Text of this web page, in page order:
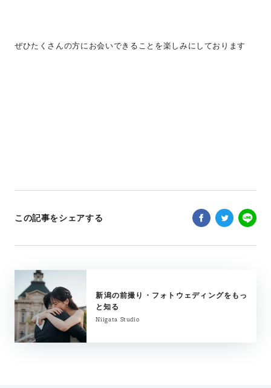
ぜひたくさんの方にお会いできることを楽しみにしております
この記事をシェアする
新潟の前撮り・フォトウェディングをもっ
と知る
Niigata Studio